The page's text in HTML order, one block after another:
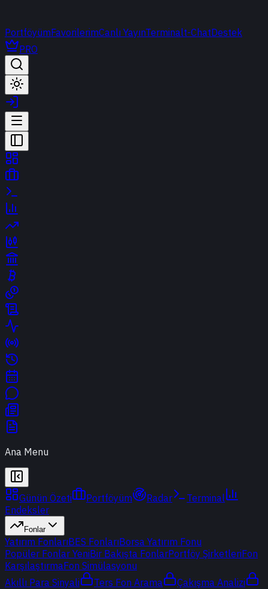
PortföyümFavorilerimCanlı YayınTerminalt-ChatDestek
PRO
Ana Menu
Günün Özeti Portföyüm Radar
Terminal
Endeksler
Fonlar
Yatırım FonlarıBES FonlarıBorsa Yatırım Fonu
Popüler Fonlar YeniBir Bakışta FonlarPortföy ŞirketleriFon
KarşılaştırmaFon Simülasyonu
Akıllı Para Sinyali
Ters Fon Arama
Çakışma Analizi